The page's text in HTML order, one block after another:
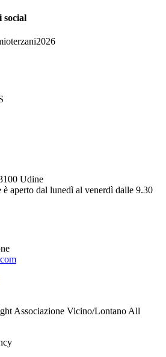
social
Udine
è aperto dal lunedì al venerdì dalle 9.30
Associazione Vicino/Lontano All